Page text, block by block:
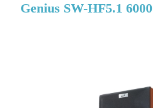
Genius SW-HF5.1 6000